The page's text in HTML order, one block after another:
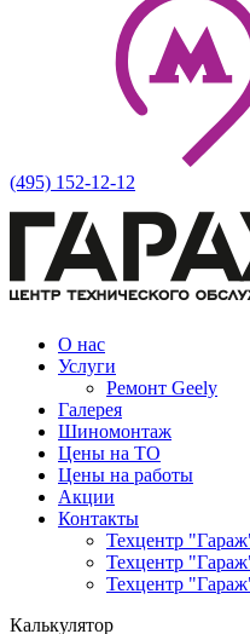
(495) 152-12-12
О нас
Услуги
Ремонт Geely
Галерея
Шиномонтаж
Цены на ТО
Цены на работы
Акции
Контакты
Техцентр
Техцентр
Техцентр
Калькулятор